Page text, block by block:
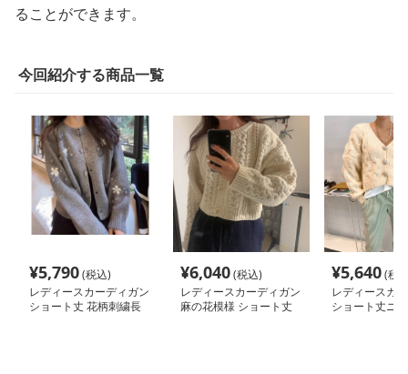
ることができます。
今回紹介する商品一覧
¥5,790(税込)
レディースカーディガン
ショート丈 花柄刺繍長
¥6,040(税込)
レディースカーディガン
麻の花模様 ショート丈
¥5,640(税
レディースカ
ショート丈ニ